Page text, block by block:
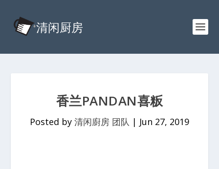
香兰PANDAN喜粄
Posted by 清闲廚房 团队 | Jun 27, 2019